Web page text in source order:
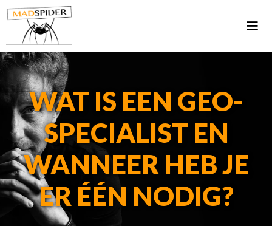
WAT IS EEN GEO-
SPECIALIST EN
WANNEER HEB JE
ER ÉÉN NODIG?